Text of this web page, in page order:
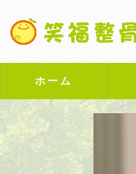
ホーム